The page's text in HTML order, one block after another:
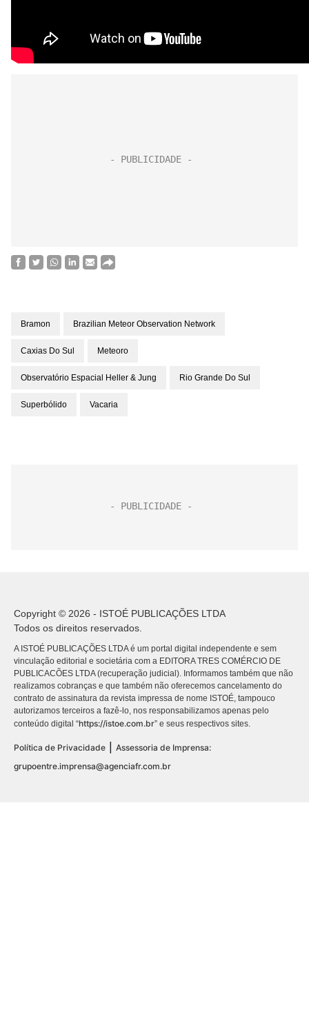
Bramon Brazilian Meteor Observation Network
Caxias Do Sul Meteoro
Observatório Espacial Heller & Jung Rio Grande Do Sul
Superbólido Vacaria
Copyright © 2026 - ISTOÉ PUBLICAÇÕES LTDA
Todos os direitos reservados.
A ISTOÉ PUBLICAÇÕES LTDA é um portal digital independente e sem
vinculação editorial e societária com a EDITORA TRES COMÉRCIO DE
PUBLICACÕES LTDA (recuperação judicial). Informamos também que não
realizamos cobranças e que também não oferecemos cancelamento do
contrato de assinatura da revista impressa de nome ISTOÉ, tampouco
autorizamos terceiros a fazê-lo, nos responsabilizamos apenas pelo
conteúdo digital “https://istoe.com.br” e seus respectivos sites.
Política de Privacidade
Assessoria de Imprensa:
grupoentre.imprensa@agenciafr.com.br